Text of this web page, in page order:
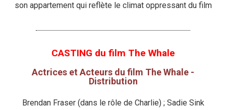
son appartement qui reflète le climat oppressant du film
CASTING du film The Whale
Actrices et Acteurs du film The Whale -
Distribution
Brendan Fraser (dans le rôle de Charlie) ; Sadie Sink